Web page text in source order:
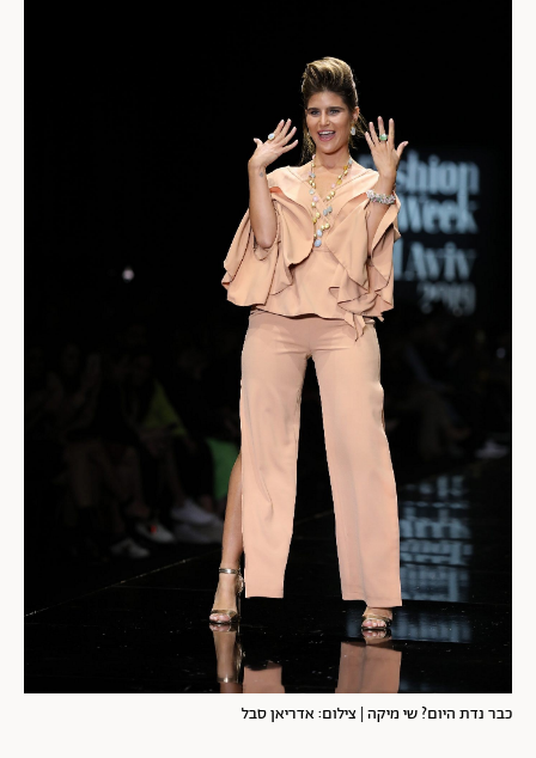
כבר נדת היום? שי מיקה | צילום: אדריאן סבל